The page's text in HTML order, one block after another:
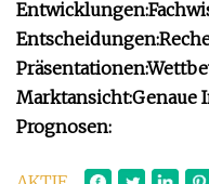
Entwicklungen:
Entscheidungen:
Präsentationen:
Marktansicht:Genaue
Prognosen: